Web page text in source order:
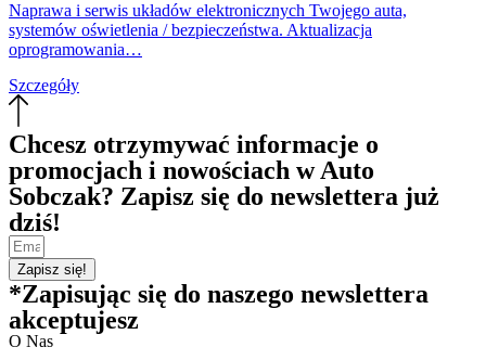
Naprawa i serwis układów elektronicznych Twojego auta,
systemów oświetlenia / bezpieczeństwa. Aktualizacja
oprogramowania…
Szczegóły
Chcesz otrzymywać informacje o
promocjach i nowościach w Auto
Sobczak? Zapisz się do newslettera już
dziś!
Zapisz się!
*Zapisując się do naszego newslettera
akceptujesz
O Nas